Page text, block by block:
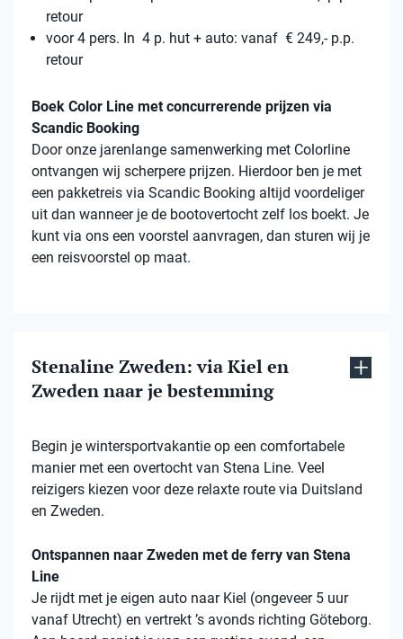
retour
voor 4 pers. In 4 p. hut + auto: vanaf € 249,- p.p.
retour
Boek Color Line met concurrerende prijzen via
Scandic Booking
Door onze jarenlange samenwerking met Colorline
ontvangen wij scherpere prijzen. Hierdoor ben je met
een pakketreis via Scandic Booking altijd voordeliger
uit dan wanneer je de bootovertocht zelf los boekt. Je
kunt via ons een voorstel aanvragen, dan sturen wij je
een reisvoorstel op maat.
Stenaline Zweden: via Kiel en
Zweden naar je bestemming
Begin je wintersportvakantie op een comfortabele
manier met een overtocht van Stena Line. Veel
reizigers kiezen voor deze relaxte route via Duitsland
en Zweden.
Ontspannen naar Zweden met de ferry van Stena
Line
Je rijdt met je eigen auto naar Kiel (ongeveer 5 uur
vanaf Utrecht) en vertrekt ’s avonds richting Göteborg.